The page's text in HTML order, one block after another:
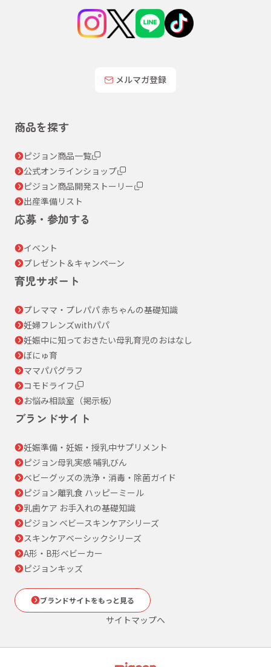
メルマガ登録
商品を探す
ピジョン商品一覧
公式オンラインショップ
ピジョン商品開発ストーリー
出産準備リスト
応募・参加する
イベント
プレゼント＆キャンペーン
育児サポート
プレママ・プレパパ 赤ちゃんの基礎知識
妊婦フレンズwithパパ
妊娠中に知っておきたい母乳育児のおはなし
ぼにゅ育
ママパパグラフ
コモドライフ
お悩み相談室（掲示板）
ブランドサイト
妊娠準備・妊娠・授乳中サプリメント
ピジョン母乳実感 哺乳びん
ベビーグッズの洗浄・消毒・除菌ガイド
ピジョン離乳食 ハッピーミール
乳歯ケア お手入れの基礎知識
ピジョン ベビースキンケアシリーズ
スキンケアベーシックシリーズ
A形・B形ベビーカー
ピジョンキッズ
ブランドサイトをもっと見る
サイトマップへ